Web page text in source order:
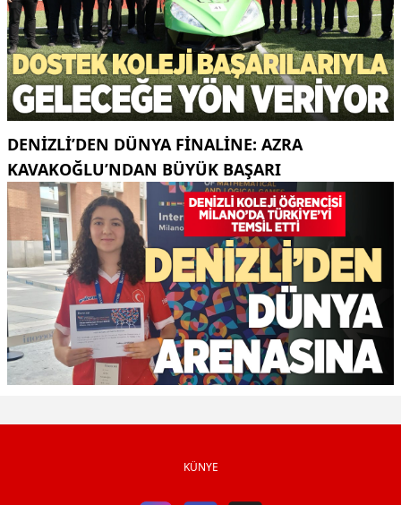
DENIZLI’DEN DÜNYA FINALINE: AZRA
KAVAKOĞLU’NDAN BÜYÜK BAŞARI
KÜNYE